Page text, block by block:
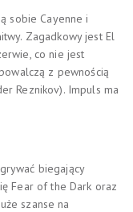
sobie Cayenne i
Zagadkowy jest El
co nie jest
z pewnością
Reznikov). Impuls ma
biegający
Fear of the Dark oraz
szanse na